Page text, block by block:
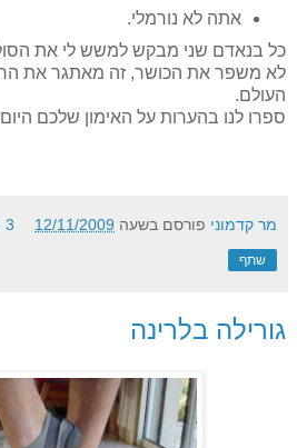
אתה לא נורמלי.
כל בנאדם שני מבקש למשש לי את
לא משפר את הכושר, זה מאתגר את
העולם.
ספרו לנו בהערות על האימון שלכם
מר קדמוני פורסם בשעה 12/11/2009 3 תגובות:
שתף
גורילה בלרינה